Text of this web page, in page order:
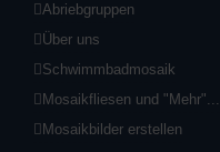
Abriebgruppen
Über uns
Schwimmbadmosaik
Mosaikfliesen und "Mehr"...
Mosaikbilder erstellen